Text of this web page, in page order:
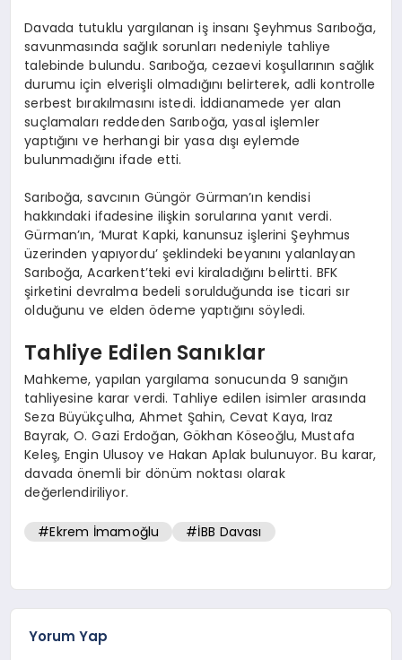
Davada tutuklu yargılanan iş insanı Şeyhmus Sarıboğa,
savunmasında sağlık sorunları nedeniyle tahliye
talebinde bulundu. Sarıboğa, cezaevi koşullarının sağlık
durumu için elverişli olmadığını belirterek, adli kontrolle
serbest bırakılmasını istedi. İddianamede yer alan
suçlamaları reddeden Sarıboğa, yasal işlemler
yaptığını ve herhangi bir yasa dışı eylemde
bulunmadığını ifade etti.
Sarıboğa, savcının Güngör Gürman’ın kendisi
hakkındaki ifadesine ilişkin sorularına yanıt verdi.
Gürman’ın, ‘Murat Kapki, kanunsuz işlerini Şeyhmus
üzerinden yapıyordu’ şeklindeki beyanını yalanlayan
Sarıboğa, Acarkent’teki evi kiraladığını belirtti. BFK
şirketini devralma bedeli sorulduğunda ise ticari sır
olduğunu ve elden ödeme yaptığını söyledi.
Tahliye Edilen Sanıklar
Mahkeme, yapılan yargılama sonucunda 9 sanığın
tahliyesine karar verdi. Tahliye edilen isimler arasında
Seza Büyükçulha, Ahmet Şahin, Cevat Kaya, Iraz
Bayrak, O. Gazi Erdoğan, Gökhan Köseoğlu, Mustafa
Keleş, Engin Ulusoy ve Hakan Aplak bulunuyor. Bu karar,
davada önemli bir dönüm noktası olarak
değerlendiriliyor.
#Ekrem İmamoğlu #İBB Davası
Yorum Yap